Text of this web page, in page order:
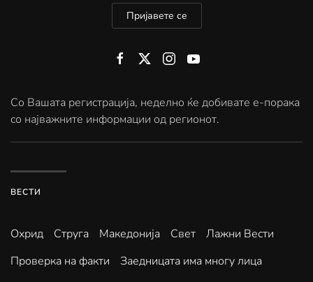
Пријавете се
Со Вашата регистрација, неделно ќе добивате е-порака
со најважните информации од регионот.
ВЕСТИ
Охрид Струга Македонија Свет
Лажни Вести
Проверка на факти
Заедницата има многу лица